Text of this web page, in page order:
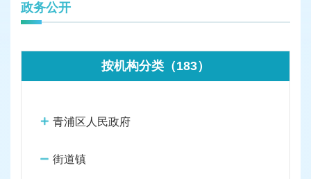
政务公开
按机构分类（183）
青浦区人民政府
街道镇